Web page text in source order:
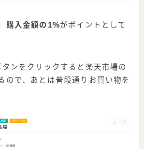
購入金額の1%がポイントとして
ンをクリックすると楽天市場の
ので、あとは普段通りお買い物を